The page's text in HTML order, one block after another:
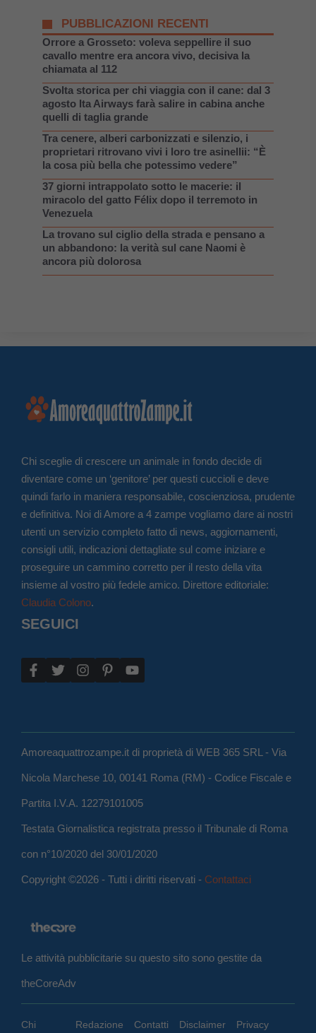
PUBBLICAZIONI RECENTI
Orrore a Grosseto: voleva seppellire il suo
cavallo mentre era ancora vivo, decisiva la
chiamata al 112
Svolta storica per chi viaggia con il cane: dal 3
agosto Ita Airways farà salire in cabina anche
quelli di taglia grande
Tra cenere, alberi carbonizzati e silenzio, i
proprietari ritrovano vivi i loro tre asinellii: “È
la cosa più bella che potessimo vedere”
37 giorni intrappolato sotto le macerie: il
miracolo del gatto Félix dopo il terremoto in
Venezuela
La trovano sul ciglio della strada e pensano a
un abbandono: la verità sul cane Naomi è
ancora più dolorosa
Chi sceglie di crescere un animale in fondo decide di
diventare come un ‘genitore’ per questi cuccioli e deve
quindi farlo in maniera responsabile, coscienziosa, prudente
e definitiva. Noi di Amore a 4 zampe vogliamo dare ai nostri
utenti un servizio completo fatto di news, aggiornamenti,
consigli utili, indicazioni dettagliate sul come iniziare e
proseguire un cammino corretto per il resto della vita
insieme al vostro più fedele amico. Direttore editoriale:
Claudia Colono.
SEGUICI
Amoreaquattrozampe.it di proprietà di WEB 365 SRL - Via
Nicola Marchese 10, 00141 Roma (RM) - Codice Fiscale e
Partita I.V.A. 12279101005
Testata Giornalistica registrata presso il Tribunale di Roma
con n°10/2020 del 30/01/2020
Copyright ©2026 - Tutti i diritti riservati - Contattaci
Le attività pubblicitarie su questo sito sono gestite da
theCoreAdv
Chi Redazione Contatti Disclaimer Privacy